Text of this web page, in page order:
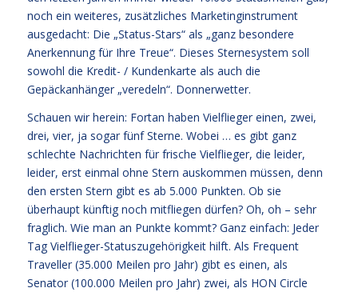
noch ein weiteres, zusätzliches Marketinginstrument
ausgedacht: Die „Status-Stars“ als „ganz besondere
Anerkennung für Ihre Treue“. Dieses Sternesystem soll
sowohl die Kredit- / Kundenkarte als auch die
Gepäckanhänger „veredeln“. Donnerwetter.
Schauen wir herein: Fortan haben Vielflieger einen, zwei,
drei, vier, ja sogar fünf Sterne. Wobei … es gibt ganz
schlechte Nachrichten für frische Vielflieger, die leider,
leider, erst einmal ohne Stern auskommen müssen, denn
den ersten Stern gibt es ab 5.000 Punkten. Ob sie
überhaupt künftig noch mitfliegen dürfen? Oh, oh – sehr
fraglich. Wie man an Punkte kommt? Ganz einfach: Jeder
Tag Vielflieger-Statuszugehörigkeit hilft. Als Frequent
Traveller (35.000 Meilen pro Jahr) gibt es einen, als
Senator (100.000 Meilen pro Jahr) zwei, als HON Circle